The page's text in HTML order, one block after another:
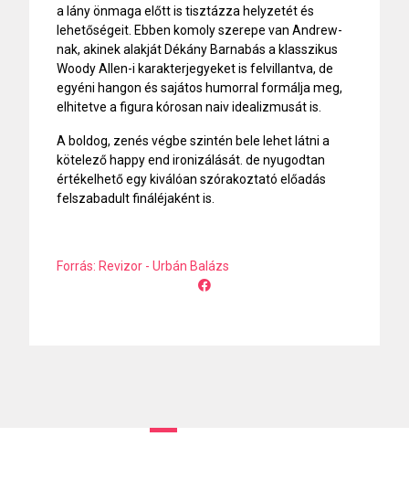
a lány önmaga előtt is tisztázza helyzetét és
lehetőségeit. Ebben komoly szerepe van Andrew-
nak, akinek alakját Dékány Barnabás a klasszikus
Woody Allen-i karakterjegyeket is felvillantva, de
egyéni hangon és sajátos humorral formálja meg,
elhitetve a figura kórosan naiv idealizmusát is.
A boldog, zenés végbe szintén bele lehet látni a
kötelező happy end ironizálását. de nyugodtan
értékelhető egy kiválóan szórakoztató előadás
felszabadult fináléjaként is.
Forrás: Revizor - Urbán Balázs